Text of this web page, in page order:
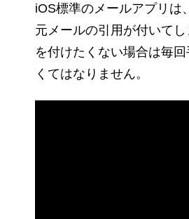
iOS標準のメールアプリは
元メールの引用が付いて
を付けたくない場合は毎
くてはなりません。